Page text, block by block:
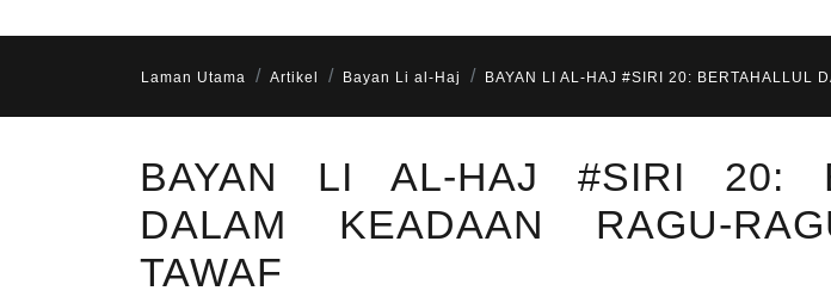
Laman Utama Artikel Bayan Li al-Haj BAYAN LI AL-HAJ #SIRI 20: BERTAHALLUL
BAYAN LI AL-HAJ #SIRI 20:
DALAM KEADAAN RAGU-
TAWAF